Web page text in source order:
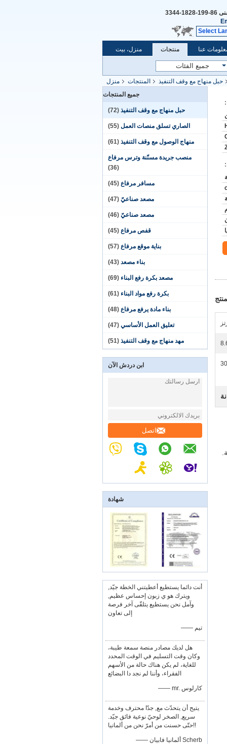
86-199-1828-3344
Select
منزل، بيت منتجات عنا
منزل المنتجات
حبل منهاج مع وقف التنفيذ
جميع المنتجات
حبل منهاج مع وقف التنفيذ (72)
الصاري تسلق منصات العمل (55)
منهاج الوصول مع وقف التنفيذ (61)
منصب جريدة مسنّنة وترس مرفاع
(36)
مسافر مرفاع (45)
مصعد صناعيّ (47)
مصعد صناعيّ (46)
قفص مرفاع (45)
بناية موقع مرفاع (57)
بناء مصعد (43)
مصعد بكرة رفع البناء (69)
بكرة رفع مواد البناء (61)
بناء مادة يرفع مرفاع (48)
تعليق العمل الأساسي (47)
مهد منهاج مع وقف التنفيذ (51)
ابن دردش الآن
اتصل
شهادة
أنت دائما يستطيع أعطيتني الخطة جيّد,
ويترك هو ي زبون إحساس عظيم,
وآمل نحن يستطيع يتلقّى آخر فرصة
إلى تعاون
—— تيم
هل لديك مصادر منصة سمعة طيبة،
وكان وقت التسليم في الوقت المحدد
للغاية، لم يكن هناك حالة من الأسهم
الفقراء، وأننا لم نجد دا البضائع
—— mr. كارلوس
يتيح أن يتحدّث مع, جدّا محترف وخدمة
سريع, الصخر لوحيّ نوعية فائق جيّد.
حتّى حسنت من أمرّ نحن من ألمانيا!!
—— ألمانيا فابيان Scherb